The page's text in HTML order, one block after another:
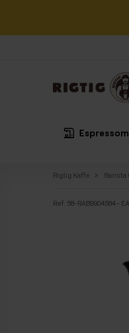
Rigtig Kaffe
Ref: 58-RAB9904584 -